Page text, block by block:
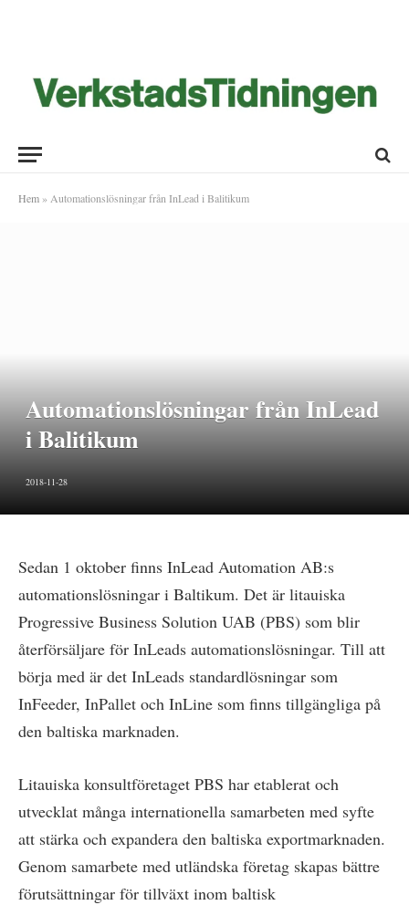
Hem » Automationslösningar från InLead i Balitikum
Automationslösningar från InLead
i Balitikum
2018-11-28
Sedan 1 oktober finns InLead Automation AB:s
automationslösningar i Baltikum. Det är litauiska
Progressive Business Solution UAB (PBS) som blir
återförsäljare för InLeads automationslösningar. Till att
börja med är det InLeads standardlösningar som
InFeeder, InPallet och InLine som finns tillgängliga på
den baltiska marknaden.
Litauiska konsultföretaget PBS har etablerat och
utvecklat många internationella samarbeten med syfte
att stärka och expandera den baltiska exportmarknaden.
Genom samarbete med utländska företag skapas bättre
förutsättningar för tillväxt inom baltisk